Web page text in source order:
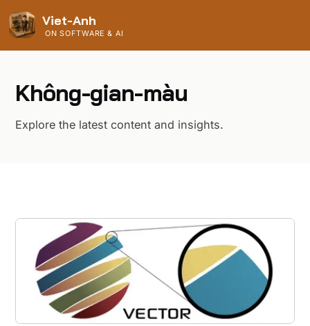
Viet-Anh
ON SOFTWARE & AI
Không-gian-màu
Explore the latest content and insights.